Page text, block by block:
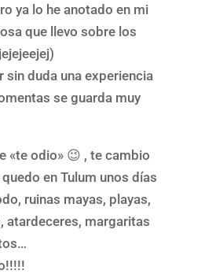
ya lo he anotado en mi
que llevo sobre los
sin duda una experiencia
se guarda muy
«te odio» 😉 , te cambio
en Tulum unos días
ruinas mayas, playas,
atardeceres, margaritas